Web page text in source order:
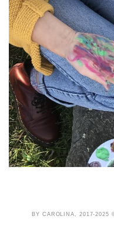
BY CAROLINA, 2017-2025